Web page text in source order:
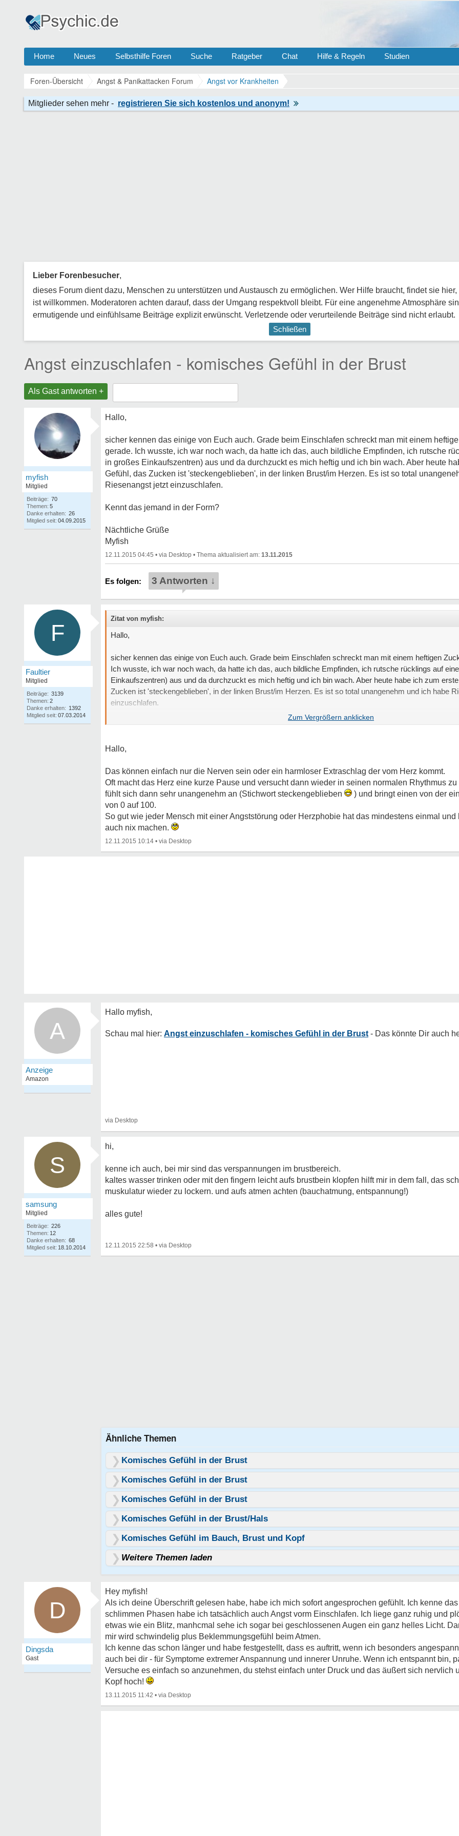
Home Neues Selbsthilfe Foren Suche Ratgeber Chat Hilfe & Regeln Studien
Foren-Übersicht Angst & Panikattacken Forum Angst vor Krankheiten
Lieber Forenbesucher,
dieses Forum dient dazu, Menschen zu unterstützen und Austausch zu ermöglichen. Wer Hilfe braucht, findet sie
ist willkommen. Moderatoren achten darauf, dass der Umgang respektvoll bleibt. Für eine angenehme Atmosphäre
ermutigende und einfühlsame Beiträge explizit erwünscht. Verletzende oder verurteilende Beiträge sind nicht erlaubt.
Schließen
Angst einzuschlafen - komisches Gefühl in der Brust
Als Gast antworten +
myfish
Mitglied
Beiträge: 70
Themen: 5
Danke erhalten: 26
Mitglied seit: 04.09.2015
Hallo,
sicher kennen das einige von Euch auch. Grade beim Einschlafen schreckt man mit einem
gerade. Ich wusste, ich war noch wach, da hatte ich das, auch bildliche Empfinden, ich rutsche
in großes Einkaufszentren) aus und da durchzuckt es mich heftig und ich bin wach. Aber heute
Gefühl, das Zucken ist 'steckengeblieben', in der linken Brust/im Herzen. Es ist so total
Riesenangst jetzt einzuschlafen.
Kennt das jemand in der Form?
Nächtliche Grüße
Myfish
12.11.2015 04:45 • • 13.11.2015
3 Antworten ↓
F
Faultier
Mitglied
Beiträge: 3139
Themen: 2
Danke erhalten: 1392
Mitglied seit: 07.03.2014
Zitat von myfish:
Hallo,
sicher kennen das einige von Euch auch. Grade beim Einschlafen schreckt man mit einem heftigen
Ich wusste, ich war noch wach, da hatte ich das, auch bildliche Empfinden, ich rutsche rücklings auf
Einkaufszentren) aus und da durchzuckt es mich heftig und ich bin wach. Aber heute habe ich zum
Zucken ist 'steckengeblieben', in der linken Brust/im Herzen. Es ist so total unangenehm und ich habe
einzuschlafen.
Kennt das jemand in der Form?
Nächtliche Grüße
Hallo,
Das können einfach nur die Nerven sein oder ein harmloser Extraschlag der vom Herz kommt.
Oft macht das Herz eine kurze Pause und versucht dann wieder in seinen normalen Rhythmus
fühlt sich dann sehr unangenehm an (Stichwort steckengeblieben
) und bringt einen von der
von 0 auf 100.
So gut wie jeder Mensch mit einer Angststörung oder Herzphobie hat das mindestens einmal
auch nix machen.
12.11.2015 10:14 •
A Angst einzuschlafen - komisches Gefühl in der Brust
S
samsung
Mitglied
Beiträge: 226
Themen: 12
Danke erhalten: 68
Mitglied seit: 18.10.2014
hi,
kenne ich auch, bei mir sind das verspannungen im brustbereich.
kaltes wasser trinken oder mit den fingern leicht aufs brustbein klopfen hilft mir in dem fall, das
muskulatur wieder zu lockern. und aufs atmen achten (bauchatmung, entspannung!)
alles gute!
12.11.2015 22:58 •
Ähnliche Themen
Komisches Gefühl in der Brust
Komisches Gefühl in der Brust
Komisches Gefühl in der Brust
Komisches Gefühl in der Brust/Hals
Komisches Gefühl im Bauch, Brust und Kopf
Weitere Themen laden
D
Dingsda
Gast
Hey myfish!
Als ich deine Überschrift gelesen habe, habe ich mich sofort angesprochen gefühlt. Ich kenne
schlimmen Phasen habe ich tatsächlich auch Angst vorm Einschlafen. Ich liege ganz ruhig und
etwas wie ein Blitz, manhcmal sehe ich sogar bei geschlossenen Augen ein ganz helles Licht.
mir wird schwindelig plus Beklemmungsgefühl beim Atmen.
Ich kenne das schon länger und habe festgestellt, dass es auftritt, wenn ich besonders
auch bei dir - für Symptome extremer Anspannung und innerer Unruhe. Wenn ich entspannt bin,
Versuche es einfach so anzunehmen, du stehst einfach unter Druck und das äußert sich nervlich
Kopf hoch!
13.11.2015 11:42 •